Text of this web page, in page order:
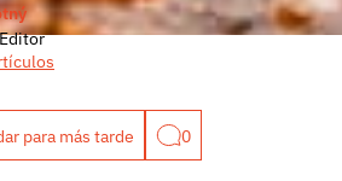
para más tarde 0